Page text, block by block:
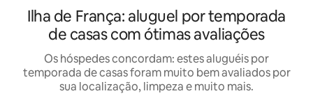
Ilha de França: aluguel por temporada
de casas com ótimas avaliações
Os hóspedes concordam: estes aluguéis por
temporada de casas foram muito bem avaliados por
sua localização, limpeza e muito mais.